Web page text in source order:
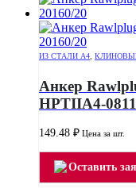
ИЗ СТАЛИ А4,
Анкер
HPTIIA4-
149.48 ₽ Цена за шт.
Оставить